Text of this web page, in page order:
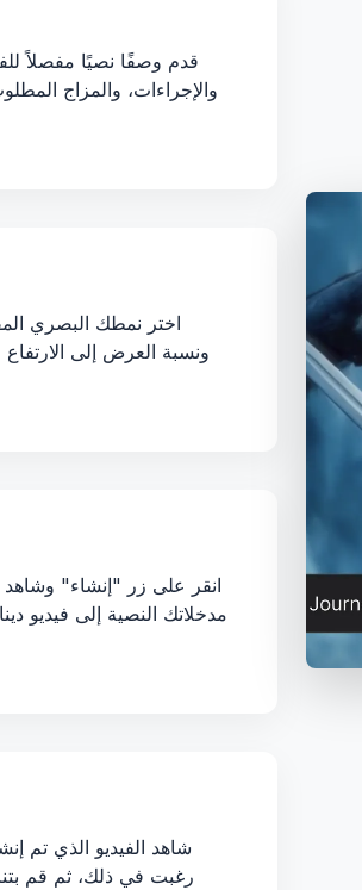
قدم وصفًا نصيًا مفصلاً
والإجراءات، والمزاج
اختر نمطك البصري
انقر على زر "إنشاء" وشاهد
مدخلاتك النصية إلى فيديو
شاهد الفيديو الذي تم
رغبت في ذلك، ثم قم